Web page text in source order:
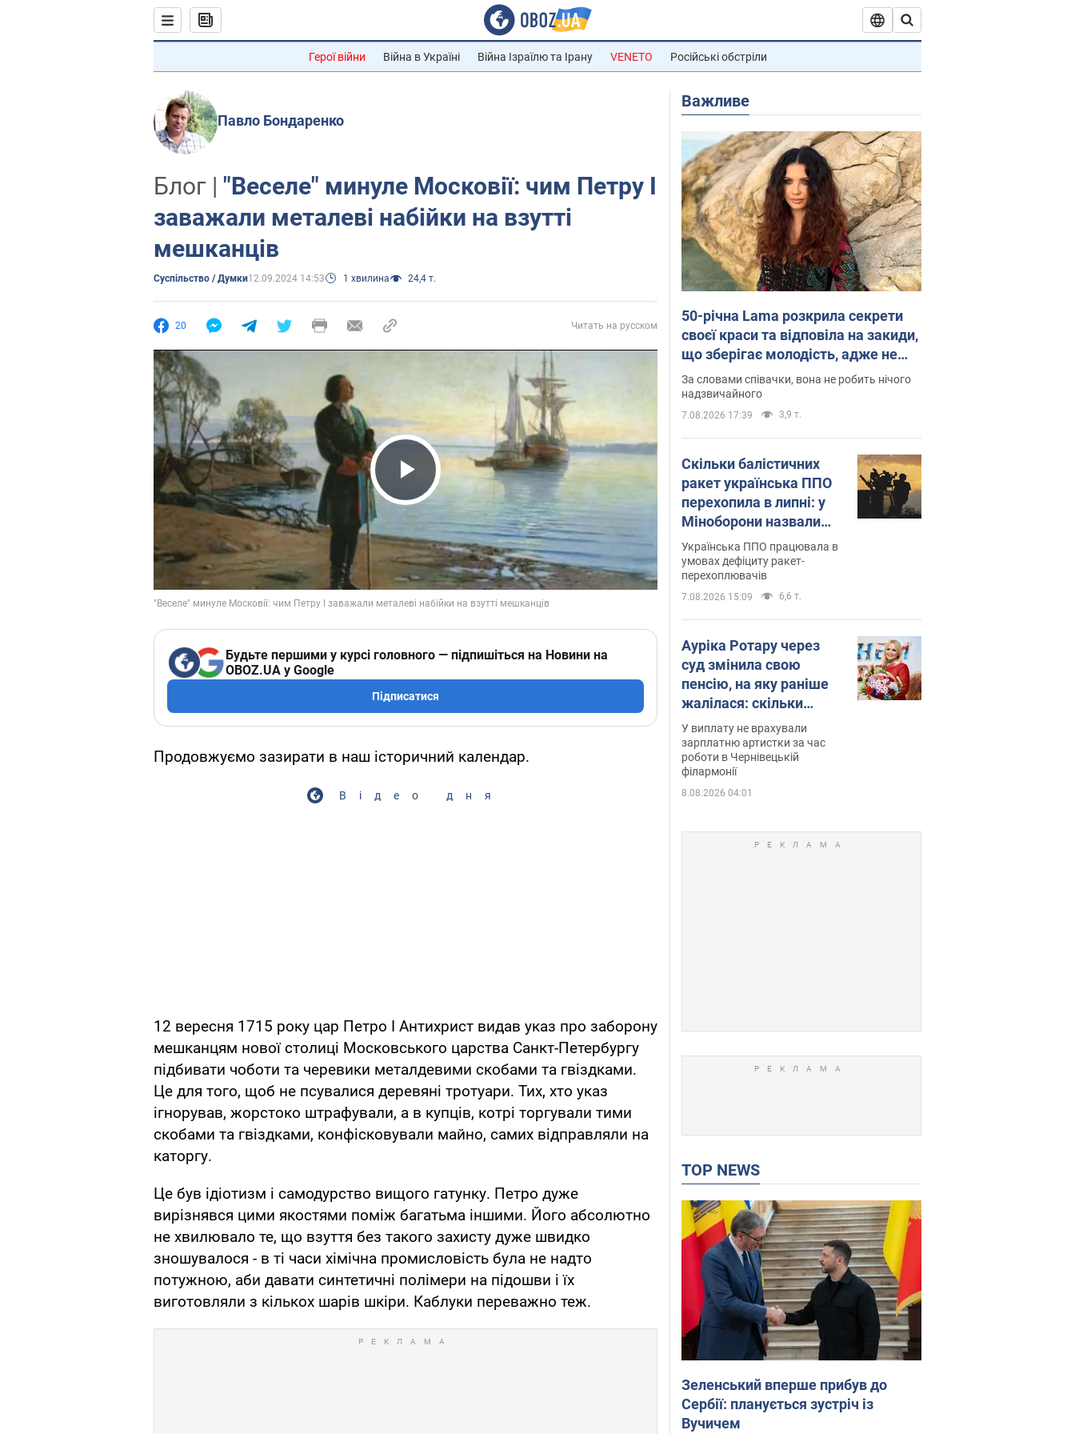
Герої війни Війна в Україні Війна Ізраїлю та Ірану VENETO Російські обстріли
Павло Бондаренко
Блог | "Веселе" минуле Московії: чим Петру І
заважали металеві набійки на взутті
мешканців
Суспільство / Думки12.09.2024 14:53 1 хвилина 24,4 т.
20 Читать на русском
Play Video
Будьте першими у курсі головного — підпишіться на Новини на
OBOZ.UA у Google
Підписатися
Продовжуємо зазирати в наш історичний календар.
Відео дня
12 вересня 1715 року цар Петро І Антихрист видав указ про заборону
мешканцям нової столиці Московського царства Санкт-Петербургу
підбивати чоботи та черевики металдевими скобами та гвіздками.
Це для того, щоб не псувалися деревяні тротуари. Тих, хто указ
ігнорував, жорстоко штрафували, а в купців, котрі торгували тими
скобами та гвіздками, конфісковували майно, самих відправляли на
каторгу.
Це був ідіотизм і самодурство вищого гатунку. Петро дуже
вирізнявся цими якостями поміж багатьма іншими. Його абсолютно
не хвилювало те, що взуття без такого захисту дуже швидко
зношувалося - в ті часи хімічна промисловість була не надто
потужною, аби давати синтетичні полімери на підошви і їх
виготовляли з кількох шарів шкіри. Каблуки переважно теж.
Важливе
50-річна Lama розкрила секрети
своєї краси та відповіла на закиди,
що зберігає молодість, адже не
має дітей
За словами співачки, вона не робить нічого
надзвичайного
7.08.2026 17:39 3,9 т.
Скільки балістичних
ракет українська ППО
перехопила в липні: у
Міноборони назвали
цифру
Українська ППО працювала в
умовах дефіциту ракет-
перехоплювачів
7.08.2026 15:09 6,6 т.
Ауріка Ротару через
суд змінила свою
пенсію, на яку раніше
жалілася: скільки
отримувала співачка
У виплату не врахували
зарплатню артистки за час
роботи в Чернівецькій
філармонії
8.08.2026 04:01
TOP NEWS
Зеленський вперше прибув до
Сербії: планується зустріч із
Вучичем